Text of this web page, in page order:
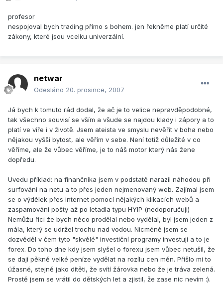
profesor
nespojoval bych trading přímo s bohem. jen řekněme platí určité
zákony, které jsou vcelku univerzální.
netwar
Odesláno 20. prosince, 2007
Já bych k tomuto rád dodal, že ač je to velice nepravděpodobné,
tak všechno souvisí se vším a všude se najdou klady i zápory a to
platí ve víře i v životě. Jsem ateista ve smyslu nevěřit v boha nebo
nějakou vyšší bytost, ale věřím v sebe. Není totiž důležité v co
věříme, ale že vůbec věříme, je to náš motor který nás žene
dopředu.
Uvedu příklad: na finančníka jsem v podstatě narazil náhodou při
surfování na netu a to přes jeden nejmenovaný web. Zajímal jsem
se o výdělek přes internet pomocí nějakých klikacích webů a
zaspamování pošty až po letadla typu HYIP (nedoporučuji)
Nemůžu říci že bych něco prodělal nebo vydělal, byl jsem jeden z
mála, který se udržel trochu nad vodou. Nicméně jsem se
dozvěděl v čem tyto "skvělé" investiční programy investují a to je
forex. Do toho dne kdy jsem slyšel o forexu jsem vůbec netušil, že
se dají pěkně velké peníze vydělat na rozílu cen měn. Přišlo mi to
úžasné, stejně jako dítěti, že svítí žárovka nebo že je tráva zelená.
Prostě jsem se vrátil do dětských let a zjistil, že zase nic nevím :).